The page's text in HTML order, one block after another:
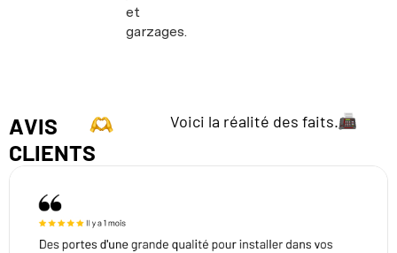
et
garzages.
AVIS
CLIENTS
Voici la réalité des faits.